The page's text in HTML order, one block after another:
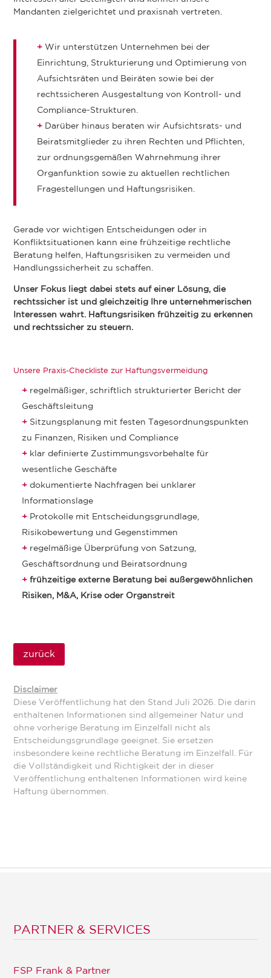
Mandanten zielgerichtet und praxisnah vertreten.
Wir unterstützen Unternehmen bei der
Einrichtung, Strukturierung und Optimierung von
Aufsichtsräten und Beiräten sowie bei der
rechtssicheren Ausgestaltung von Kontroll- und
Compliance-Strukturen.
Darüber hinaus beraten wir Aufsichtsrats- und
Beiratsmitglieder zu ihren Rechten und Pflichten,
zur ordnungsgemäßen Wahrnehmung ihrer
Organfunktion sowie zu aktuellen rechtlichen
Fragestellungen und Haftungsrisiken.
Gerade vor wichtigen Entscheidungen oder in
Konfliktsituationen kann eine frühzeitige rechtliche
Beratung helfen, Haftungsrisiken zu vermeiden und
Handlungssicherheit zu schaffen.
Unser Fokus liegt dabei stets auf einer Lösung, die
rechtssicher ist und gleichzeitig Ihre unternehmerischen
Interessen wahrt. Haftungsrisiken frühzeitig zu erkennen
und rechtssicher zu steuern.
Unsere Praxis-Checkliste zur Haftungsvermeidung
regelmäßiger, schriftlich strukturierter Bericht der
Geschäftsleitung
Sitzungsplanung mit festen Tagesordnungspunkten
zu Finanzen, Risiken und Compliance
klar definierte Zustimmungsvorbehalte für
wesentliche Geschäfte
dokumentierte Nachfragen bei unklarer
Informationslage
Protokolle mit Entscheidungsgrundlage,
Risikobewertung und Gegenstimmen
regelmäßige Überprüfung von Satzung,
Geschäftsordnung und Beiratsordnung
frühzeitige externe Beratung bei außergewöhnlichen
Risiken, M&A, Krise oder Organstreit
zurück
Disclaimer
Diese Veröffentlichung hat den Stand Juli 2026. Die darin
enthaltenen Informationen sind allgemeiner Natur und
ohne vorherige Beratung im Einzelfall nicht als
Entscheidungsgrundlage geeignet. Sie ersetzen
insbesondere keine rechtliche Beratung im Einzelfall. Für
die Vollständigkeit und Richtigkeit der in dieser
Veröffentlichung enthaltenen Informationen wird keine
Haftung übernommen.
PARTNER & SERVICES
FSP Frank & Partner